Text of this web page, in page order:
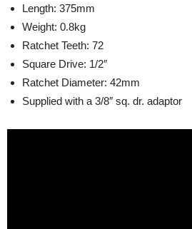
Length: 375mm
Weight: 0.8kg
Ratchet Teeth: 72
Square Drive: 1/2″
Ratchet Diameter: 42mm
Supplied with a 3/8″ sq. dr. adaptor